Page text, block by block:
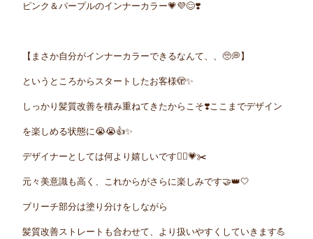
ピンク＆パープルのインナーカラー💗💜😌❣️
【まさか自分がインナーカラーできるなんて、、🥺💭】
というところからスタートしたお客様🫣✨
しっかり髪質改善を積み重ねてきたからこそ❣️ここまでデザイン
を楽しめる状態に😭😭👍✨
デザイナーとしては何より嬉しいです🤦‍♀️💗✂️
元々美意識も高く、これからがさらに楽しみです🤝👑🤍
ブリーチ部分は塗り分けをしながら
髪質改善ストレートも合わせて、より扱いやすくしていきます💪